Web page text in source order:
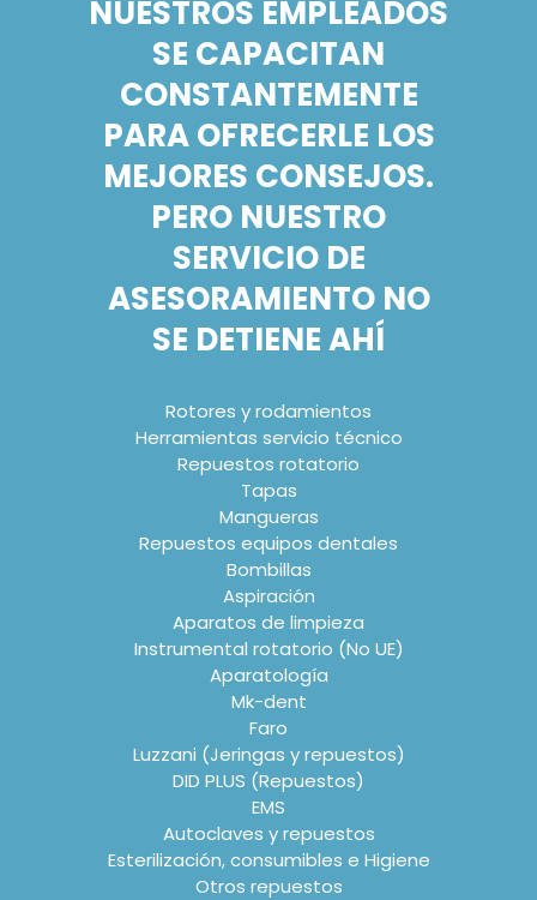
NUESTROS EMPLEADOS
SE CAPACITAN
CONSTANTEMENTE
PARA OFRECERLE LOS
MEJORES CONSEJOS.
PERO NUESTRO
SERVICIO DE
ASESORAMIENTO NO
SE DETIENE AHÍ
Rotores y rodamientos
Herramientas servicio técnico
Repuestos rotatorio
Tapas
Mangueras
Repuestos equipos dentales
Bombillas
Aspiración
Aparatos de limpieza
Instrumental rotatorio (No UE)
Aparatología
Mk-dent
Faro
Luzzani (Jeringas y repuestos)
DID PLUS (Repuestos)
EMS
Autoclaves y repuestos
Esterilización, consumibles e Higiene
Otros repuestos